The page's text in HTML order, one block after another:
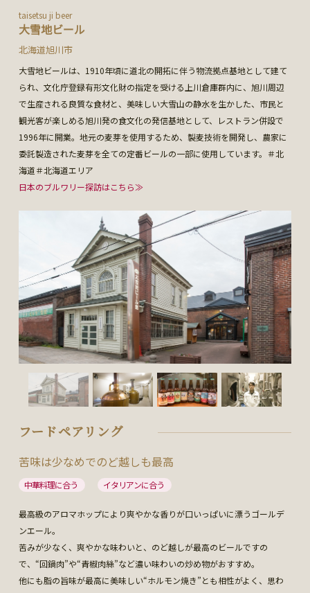
taisetsu ji beer
大雪地ビール
北海道旭川市
大雪地ビールは、1910年頃に道北の開拓に伴う物流拠点基地として建て
られ、文化庁登録有形文化財の指定を受ける上川倉庫群内に、旭川周辺
で生産される良質な食材と、美味しい大雪山の静水を生かした、市民と
観光客が楽しめる旭川発の食文化の発信基地として、レストラン併設で
1996年に開業。地元の麦芽を使用するため、製麦技術を開発し、農家に
委託製造された麦芽を全ての定番ビールの一部に使用しています。＃北
海道＃北海道エリア
日本のブルワリー探訪はこちら≫
フードペアリング
苦味は少なめでのど越しも最高
中華料理に合う イタリアンに合う
最高級のアロマホップにより爽やかな香りが口いっぱいに漂うゴールデ
ンエール。
苦みが少なく、爽やかな味わいと、のど越しが最高のビールですの
で、“回鍋肉”や“青椒肉絲”など濃い味わいの炒め物がおすすめ。
他にも脂の旨味が最高に美味しい“ホルモン焼き”とも相性がよく、思わ